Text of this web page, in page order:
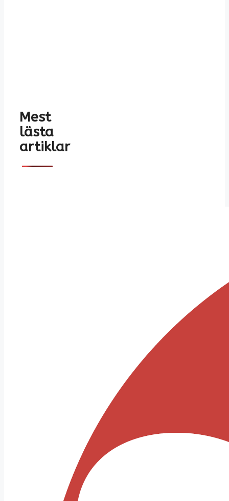
Mest
lästa
artiklar